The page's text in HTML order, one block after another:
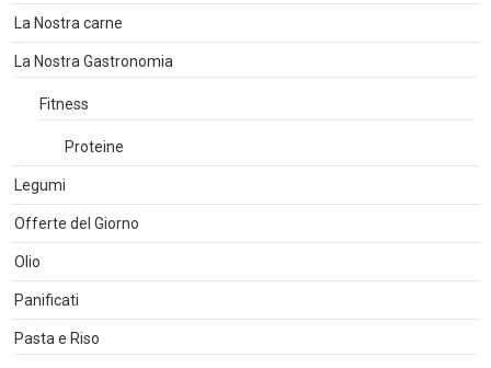
La Nostra carne
La Nostra Gastronomia
Fitness
Proteine
Legumi
Offerte del Giorno
Olio
Panificati
Pasta e Riso